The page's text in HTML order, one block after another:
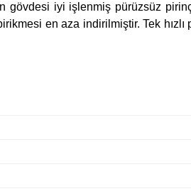
gövdesi iyi işlenmiş pürüzsüz
en aza indirilmiştir. Tek hızlı